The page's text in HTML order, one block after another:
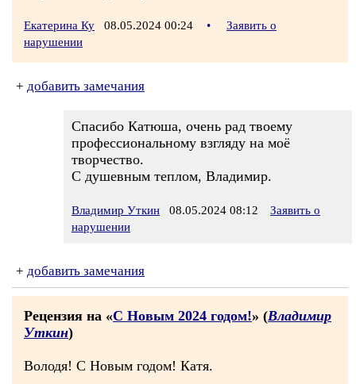
Екатерина Ку 08.05.2024 00:24 •
Заявить о
нарушении
+ добавить замечания
Спасибо Катюша, очень рад твоему
профессиональному взгляду на моё
творчество.
С душевным теплом, Владимир.
Владимир Уткин 08.05.2024 08:12
Заявить о
нарушении
+ добавить замечания
Рецензия на «С Новым 2024 годом!» (Владимир
Уткин)
Володя! С Новым годом! Катя.